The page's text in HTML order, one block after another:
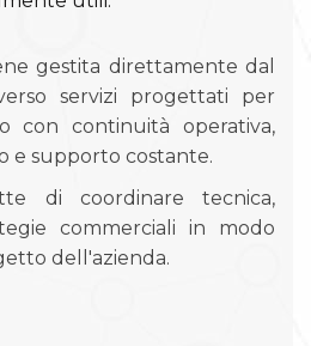
gestita direttamente dal
servizi progettati per
con continuità operativa,
e supporto costante.
di coordinare tecnica,
commerciali in modo
dell'azienda.